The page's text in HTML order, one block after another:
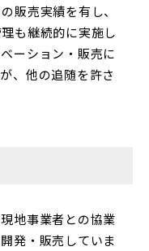
販売実績を有し、
も継続的に実施し
ーション・販売に
、他の追随を許さ
地事業者との協業
発・販売していま